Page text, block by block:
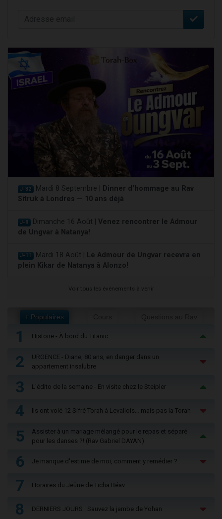
J-32 Mardi 8 Septembre |
Dinner d'hommage au Rav
Sitruk à Londres — 10 ans déjà
J-9 Dimanche 16 Août | Venez rencontrer le Admour
de Ungvar à Natanya!
J-11 Mardi 18 Août |
Le Admour de Ungvar recevra en
plein Kikar de Natanya à Alonzo!
Voir tous les événements à venir
+ Populaires
1 Histoire - À bord du Titanic
2
URGENCE - Diane, 80 ans, en danger dans un
appartement insalubre
3 L'édito de la semaine - En visite chez le Steipler
4 Ils ont volé 12 Sifré Torah à Levallois… mais pas la Torah
5
Assister à un mariage mélangé pour le repas et séparé
pour les danses ?! (Rav Gabriel DAYAN)
6 Je manque d'estime de moi, comment y remédier ?
7 Horaires du Jeûne de Ticha Béav
8 DERNIERS JOURS : Sauvez la jambe de Yohan